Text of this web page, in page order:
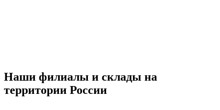
Наши филиалы и склады на
территории России